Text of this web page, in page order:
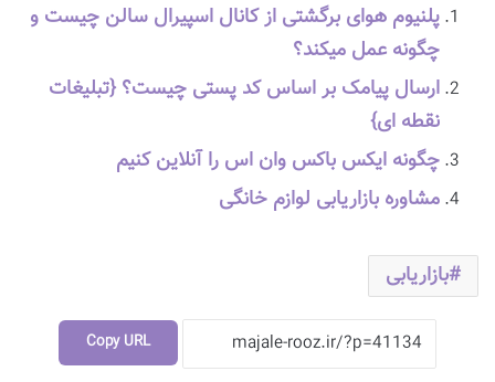
پلنیوم هوای برگشتی از کانال اسپیرال سالن چیست و
چگونه عمل میکند؟
ارسال پیامک بر اساس کد پستی چیست؟ {تبلیغات
نقطه ای}
چگونه ایکس باکس وان اس را آنلاین کنیم
مشاوره بازاریابی لوازم خانگی
بازاریابی
Copy URL